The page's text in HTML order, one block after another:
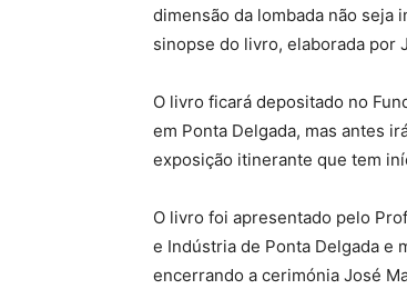
dimensão da lombada não seja
sinopse do livro, elaborada por
O livro ficará depositado no
em Ponta Delgada, mas antes
exposição itinerante que tem
O livro foi apresentado pelo
e Indústria de Ponta Delgada e
encerrando a cerimónia José